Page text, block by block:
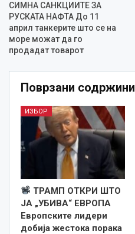
СИМНА САНКЦИИТЕ ЗА
РУСКАТА НАФТА До 11
април танкерите што се на
море можат да го
продадат товарот
Поврзани содржини
ИЗБОР
ТРАМП ОТКРИ ШТО
ЈА „УБИВА“ ЕВРОПА
Европските лидери
добија жестока порака